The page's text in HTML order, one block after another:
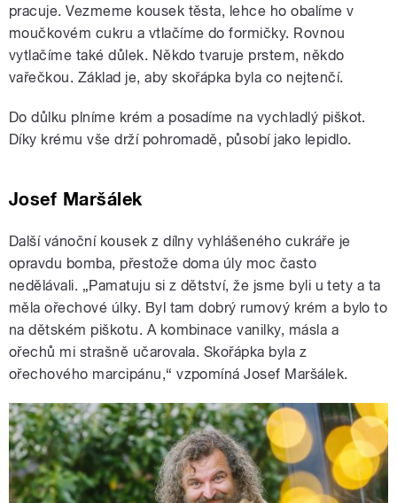
pracuje. Vezmeme kousek těsta, lehce ho obalíme v
moučkovém cukru a vtlačíme do formičky. Rovnou
vytlačíme také důlek. Někdo tvaruje prstem, někdo
vařečkou. Základ je, aby skořápka byla co nejtenčí.
Do důlku plníme krém a posadíme na vychladlý piškot.
Díky krému vše drží pohromadě, působí jako lepidlo.
Josef Maršálek
Další vánoční kousek z dílny vyhlášeného cukráře je
opravdu bomba, přestože doma úly moc často
nedělávali. „Pamatuju si z dětství, že jsme byli u tety a ta
měla ořechové úlky. Byl tam dobrý rumový krém a bylo to
na dětském piškotu. A kombinace vanilky, másla a
ořechů mi strašně učarovala. Skořápka byla z
ořechového marcipánu,“ vzpomíná Josef Maršálek.